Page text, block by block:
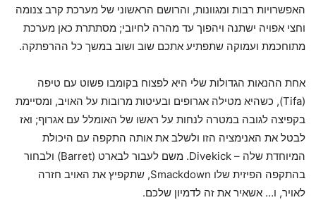
האפשרויות רבות ומגוונות, והרושם הראשוני של מערכת קרב צנומה
וחצי אפויה ישתנה ויהפוך עד מהרה לחיובי; מסתתרת כאן מערכת
מתוחכמת ועמוקה שתפתיע אתכם שוב ושוב במשך כל ההרפתקה.
אחת ההנאות הגדולות שלי היא לפצוח בקומבו פשוט עם טיפה
(Tifa), כשהיא מטילה אגרופים ובעיטות מרובות על האויב, ומסיימת
בקפיצה לגובה במטרה לנחות על ראשו של האומלל עם אגרוף; ואז
לבטל את האנימציה הזו ולשלב את אותה התקפה עם היכולת
המיוחדת שלה – Divekick. משם לעבור לבארט (Barret) ולבחור
בהתקפה הפיזית שלו Smackdown, שתקפיץ את האויב חזרה
לאויר, ו… אשאיר את זה לדמיון שלכם.